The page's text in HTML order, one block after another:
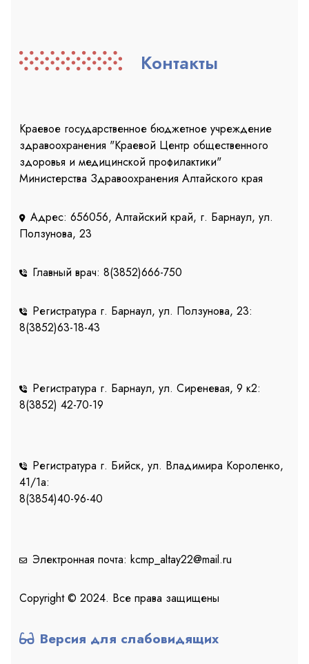
Контакты
Краевое государственное бюджетное учреждение
здравоохранения "Краевой Центр общественного
здоровья и медицинской профилактики"
Министерства Здравоохранения Алтайского края
Адрес: 656056, Алтайский край, г. Барнаул, ул.
Ползунова, 23
Главный врач: 8(3852)666-750
Регистратура г. Барнаул, ул. Ползунова, 23:
8(3852)63-18-43
Регистратура г. Барнаул, ул. Сиреневая, 9 к2:
8(3852) 42-70-19
Регистратура г. Бийск, ул. Владимира Короленко,
41/1a:
8(3854)40-96-40
Электронная почта: kcmp_altay22@mail.ru
Copyright © 2024. Все права защищены
Версия для слабовидящих